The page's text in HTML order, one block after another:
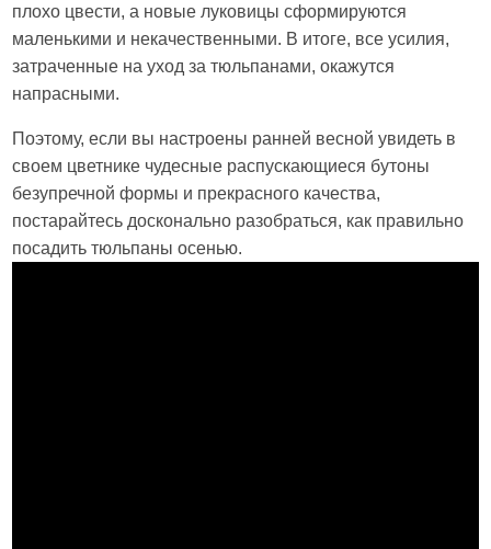
плохо цвести, а новые луковицы сформируются
маленькими и некачественными. В итоге, все усилия,
затраченные на уход за тюльпанами, окажутся
напрасными.
Поэтому, если вы настроены ранней весной увидеть в
своем цветнике чудесные распускающиеся бутоны
безупречной формы и прекрасного качества,
постарайтесь досконально разобраться, как правильно
посадить тюльпаны осенью.